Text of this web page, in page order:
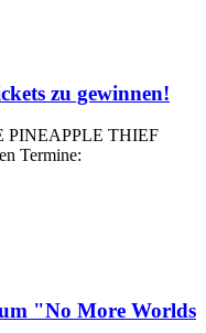
zu gewinnen!
PINEAPPLE THIEF
Termine:
"No More Worlds